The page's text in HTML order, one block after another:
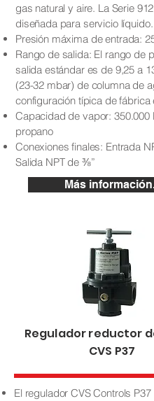
gas natural y aire. La Serie
diseñada para servicio líquido.
Presión máxima de entrada:
Rango de salida: El rango de
salida estándar es de 9,25 a
(23-32 mbar) de columna de
configuración típica de fábrica
Capacidad de vapor: 350.000
propano
Conexiones finales: Entrada
Salida NPT de ⅜”
Más
Regulador reductor
CVS P37
El regulador CVS Controls P37